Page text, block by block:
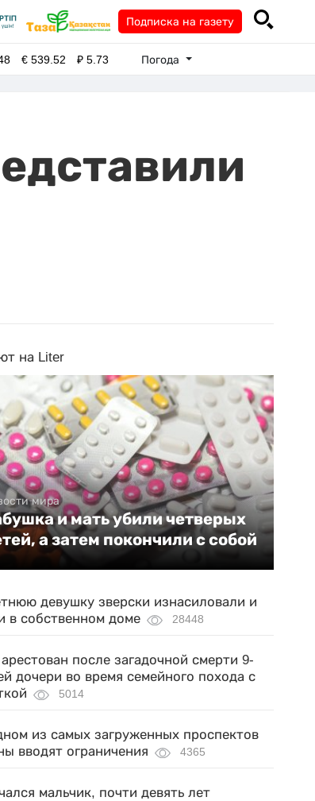
Подписка на газету
€539.52 ₽5.73 Погода
на Liter
мира
и мать убили четверых
а затем покончили с собой
девушку зверски изнасиловали и
в собственном доме
28448
после загадочной смерти 9-
дочери во время семейного похода с
5014
из самых загруженных проспектов
вводят ограничения
4365
мальчик, почти девять лет